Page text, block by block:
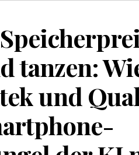
tanzen:
und